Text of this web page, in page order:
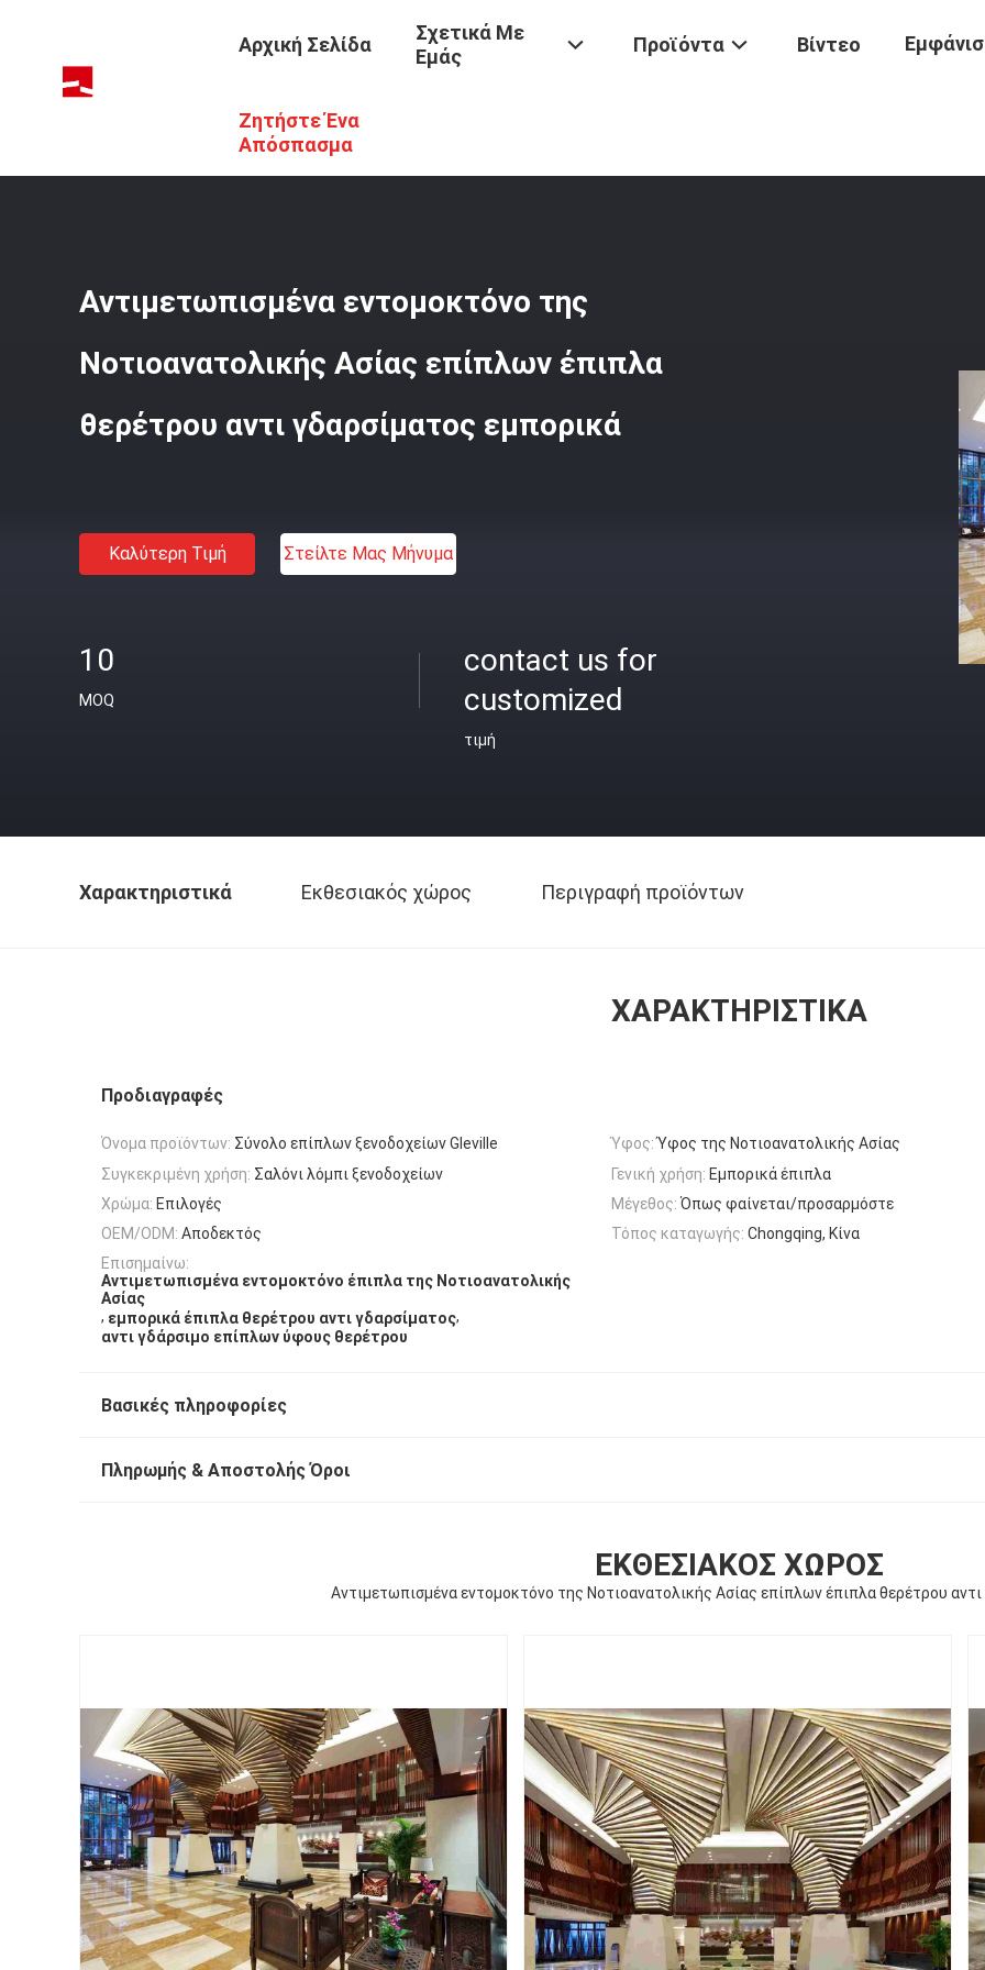
Αρχική Σελίδα
Σχετικά Με
Εμάς
Προϊόντα Βίντεο
Ζητήστε Ένα
Απόσπασμα
Προϊόντα / Ελαφριά Έπιπλα Πολυτέλειας
Αντιμετωπισμένα εντομοκτόνο της
Νοτιοανατολικής Ασίας επίπλων έπιπλα
θερέτρου αντι γδαρσίματος εμπορικά
Καλύτερη Τιμή Στείλτε Μας Μήνυμα
10
MOQ
contact us for
customized
τιμή
Χαρακτηριστικά Εκθεσιακός χώρος Περιγραφή προϊόντων
ΧΑΡΑΚΤΗΡΙΣΤΙΚΆ
Προδιαγραφές
Όνομα προϊόντων: Σύνολο επίπλων ξενοδοχείων Gleville Ύφος: Ύφος της Νοτιοανατολικής Ασίας
Συγκεκριμένη χρήση: Σαλόνι λόμπι ξενοδοχείων Γενική χρήση: Εμπορικά έπιπλα
Χρώμα: Επιλογές Μέγεθος: Όπως φαίνεται/προσαρμόστε
OEM/ODM: Αποδεκτός Τόπος καταγωγής: Chongqing, Κίνα
Επισημαίνω:
Αντιμετωπισμένα εντομοκτόνο έπιπλα της Νοτιοανατολικής
Ασίας
, εμπορικά έπιπλα θερέτρου αντι γδαρσίματος,
αντι γδάρσιμο επίπλων ύφους θερέτρου
Βασικές πληροφορίες
Πληρωμής & Αποστολής Όροι
ΕΚΘΕΣΙΑΚΌΣ ΧΏΡΟΣ
Αντιμετωπισμένα εντομοκτόνο της Νοτιοανατολικής Ασίας επίπλων έπιπλα θερέτρου